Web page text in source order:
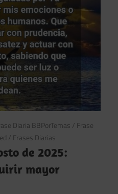
Diaria BBPorTemas / Frase
/ Frases Diarias
de 2025:
mayor